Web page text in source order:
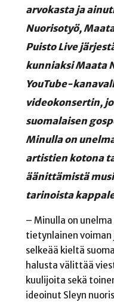
arvokasta ja
Nuorisotyö,
Puisto Live
kunniaksi Maata
YouTube-
videokonsertin,
suomalaisen
Minulla on
artistien kotona
äänittämistä
tarinoista
– Minulla on
tietynlainen voiman
selkeää kieltä
halusta välittää
kuulijoita sekä
ideoinut Sleyn